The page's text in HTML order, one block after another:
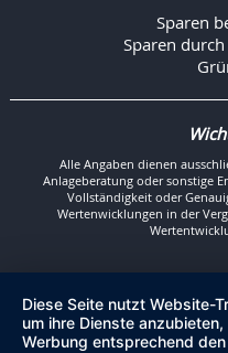
Sparen
Sparen
Alle Angaben dienen
Anlageberatung oder sonstige
Vollständigkeit oder
Wertenwicklungen in der
Diese Seite nutzt Website-
um ihre Dienste
Werbung entsprechend